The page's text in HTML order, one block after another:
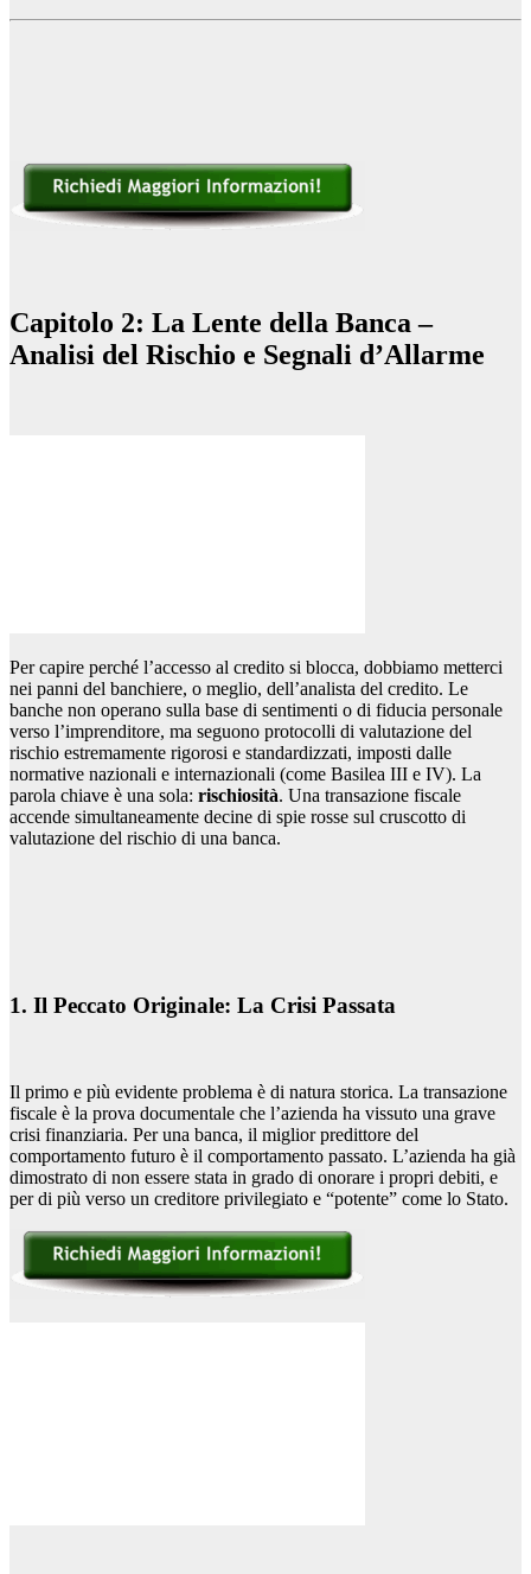
Capitolo 2: La Lente della Banca –
Analisi del Rischio e Segnali d’Allarme
Per capire perché l’accesso al credito si blocca, dobbiamo metterci
nei panni del banchiere, o meglio, dell’analista del credito. Le
banche non operano sulla base di sentimenti o di fiducia personale
verso l’imprenditore, ma seguono protocolli di valutazione del
rischio estremamente rigorosi e standardizzati, imposti dalle
normative nazionali e internazionali (come Basilea III e IV). La
parola chiave è una sola: rischiosità. Una transazione fiscale
accende simultaneamente decine di spie rosse sul cruscotto di
valutazione del rischio di una banca.
1. Il Peccato Originale: La Crisi Passata
Il primo e più evidente problema è di natura storica. La transazione
fiscale è la prova documentale che l’azienda ha vissuto una grave
crisi finanziaria. Per una banca, il miglior predittore del
comportamento futuro è il comportamento passato. L’azienda ha già
dimostrato di non essere stata in grado di onorare i propri debiti, e
per di più verso un creditore privilegiato e “potente” come lo Stato.